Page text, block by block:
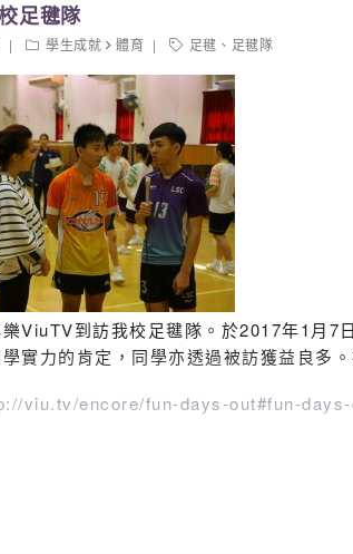
wp-content/
pg/
足毽隊
學生成就 體育 足毽 、 足毽隊
ViuTV到訪我校足毽隊。於2017年1月
實力的肯定，同學亦透過被訪獲益良多
viu.tv/encore/fun-days-out#fun-days-